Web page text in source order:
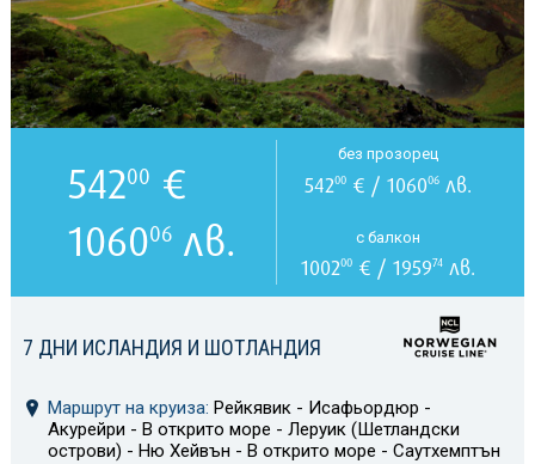
7 ДНИ ИСЛАНДИЯ И ШОТЛАНДИЯ
Маршрут на круиза: Рейкявик - Исафьордюр -
Акурейри - В открито море - Леруик (Шетландски
острови) - Ню Хейвън - В открито море - Саутхемптън
54200 €
106006лв.
без прозорец
54200 € / 106006 лв.
с балкон
100200 € / 195974 лв.